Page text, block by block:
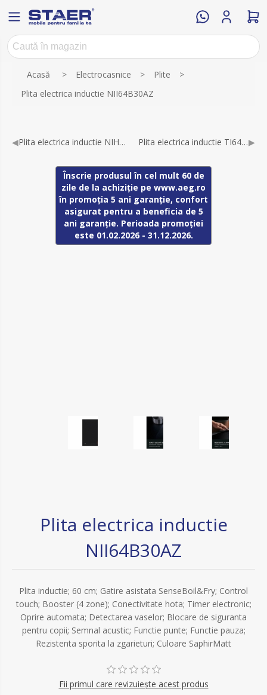
Acasă > Electrocasnice > Plite
>
Plita electrica inductie NII64B30AZ
◀ Plita electrica inductie NIH64B30AB Plita electrica inductie TI64IB30FB▶
Înscrie produsul în cel mult 60 de
zile de la achiziție pe www.aeg.ro
în promoția 5 ani garanție, confort
asigurat pentru a beneficia de 5
ani garanție. Perioada promoției
este 01.02.2026 - 31.12.2026.
Plita electrica inductie
NII64B30AZ
Plita inductie; 60 cm; Gatire asistata SenseBoil&Fry; Control
touch; Booster (4 zone); Conectivitate hota; Timer electronic;
Oprire automata; Detectarea vaselor; Blocare de siguranta
pentru copii; Semnal acustic; Functie punte; Functie pauza;
Rezistenta sporita la zgarieturi; Culoare SaphirMatt
Fii primul care revizuiește acest produs
Numele atributului Valoarea atributului